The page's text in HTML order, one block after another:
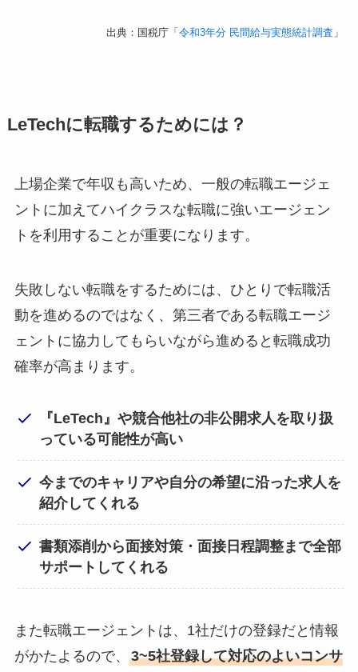
出典：国税庁「令和3年分 民間給与実態統計調査 」
LeTechに転職するためには？
上場企業で年収も高いため、一般の転職エージェ
ントに加えてハイクラスな転職に強いエージェン
トを利用することが重要になります。
失敗しない転職をするためには、ひとりで転職活
動を進めるのではなく、第三者である転職エージ
ェントに協力してもらいながら進めると転職成功
確率が高まります。
『LeTech』や競合他社の非公開求人を取り扱
っている可能性が高い
今までのキャリアや自分の希望に沿った求人を
紹介してくれる
書類添削から面接対策・面接日程調整まで全部
サポートしてくれる
また転職エージェントは、1社だけの登録だと情報
がかたよるので、 3~5社登録して対応のよいコンサ